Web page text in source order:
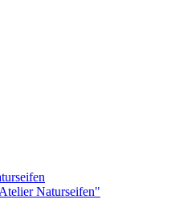
Naturseifen"